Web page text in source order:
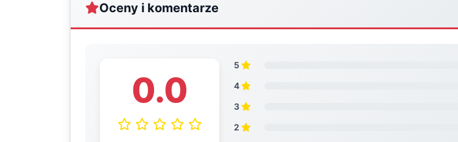
Oceny i komentarze
0.0
5
4
3
2